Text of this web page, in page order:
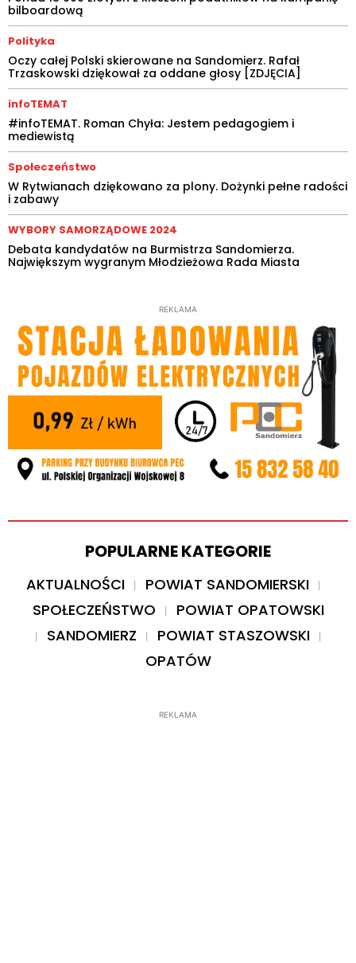
bilboardową
Polityka
Oczy całej Polski skierowane na Sandomierz. Rafał
Trzaskowski dziękował za oddane głosy [ZDJĘCIA]
infoTEMAT
#infoTEMAT. Roman Chyła: Jestem pedagogiem i
mediewistą
Społeczeństwo
W Rytwianach dziękowano za plony. Dożynki pełne radości
i zabawy
WYBORY SAMORZĄDOWE 2024
Debata kandydatów na Burmistrza Sandomierza.
Największym wygranym Młodzieżowa Rada Miasta
REKLAMA
POPULARNE KATEGORIE
AKTUALNOŚCI
POWIAT SANDOMIERSKI
SPOŁECZEŃSTWO
POWIAT OPATOWSKI
SANDOMIERZ
POWIAT STASZOWSKI
OPATÓW
REKLAMA